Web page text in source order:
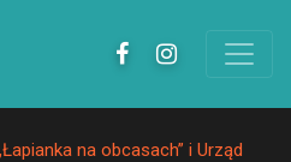
na obcasach” i Urząd